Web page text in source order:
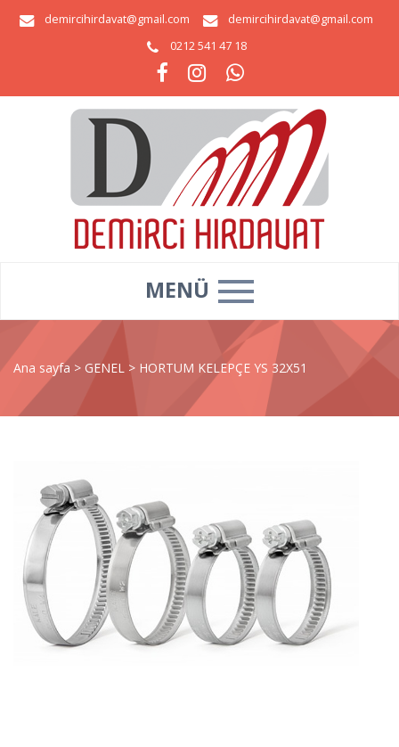
demircihirdavat@gmail.com
demircihirdavat@gmail.com
0212 541 47 18
MENÜ
Ana sayfa > GENEL > HORTUM KELEPÇE YS 32X51